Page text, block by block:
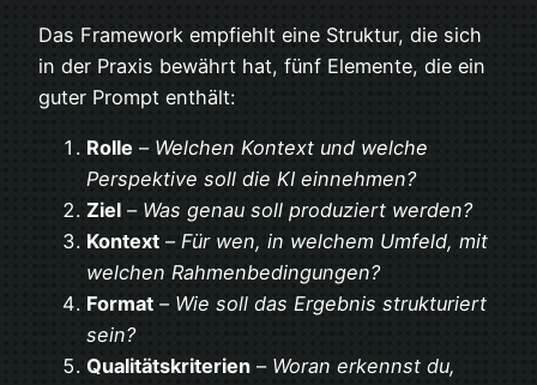
Das Framework empfiehlt eine Struktur, die sich
in der Praxis bewährt hat, fünf Elemente, die ein
guter Prompt enthält:
Rolle – Welchen Kontext und welche
Perspektive soll die KI einnehmen?
Ziel – Was genau soll produziert werden?
Kontext – Für wen, in welchem Umfeld, mit
welchen Rahmenbedingungen?
Format – Wie soll das Ergebnis strukturiert
sein?
Qualitätskriterien – Woran erkennst du,